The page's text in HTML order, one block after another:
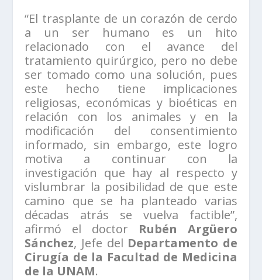
“El trasplante de un corazón de cerdo
a un ser humano es un hito
relacionado con el avance del
tratamiento quirúrgico, pero no debe
ser tomado como una solución, pues
este hecho tiene implicaciones
religiosas, económicas y bioéticas en
relación con los animales y en la
modificación del consentimiento
informado, sin embargo, este logro
motiva a continuar con la
investigación que hay al respecto y
vislumbrar la posibilidad de que este
camino que se ha planteado varias
décadas atrás se vuelva factible”,
afirmó el doctor Rubén Argüero
Sánchez, Jefe del Departamento de
Cirugía de la Facultad de Medicina
de la UNAM.